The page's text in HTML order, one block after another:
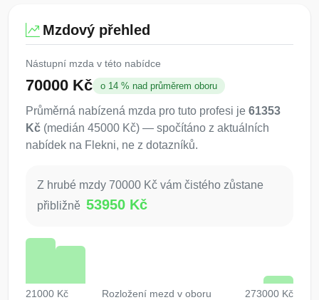
Mzdový přehled
Nástupní mzda v této nabídce
70000 Kč o 14 % nad průměrem oboru
Průměrná nabízená mzda pro tuto profesi je 61353
Kč (medián 45000 Kč) — spočítáno z aktuálních
nabídek na Flekni, ne z dotazníků.
Z hrubé mzdy 70000 Kč vám čistého zůstane
přibližně 53950 Kč
21000 Kč Rozložení mezd v oboru 273000 Kč